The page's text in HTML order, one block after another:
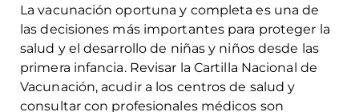
La vacunación oportuna y completa es una de
las decisiones más importantes para proteger la
salud y el desarrollo de niñas y niños desde las
primera infancia. Revisar la Cartilla Nacional de
Vacunación, acudir a los centros de salud y
consultar con profesionales médicos son